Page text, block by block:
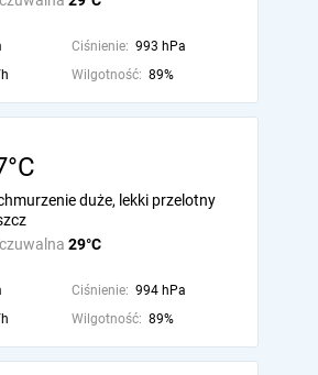
Ciśnienie: 993 hPa
Wilgotność: 89%
29°C
duże, lekki przelotny
Ciśnienie: 994 hPa
Wilgotność: 89%